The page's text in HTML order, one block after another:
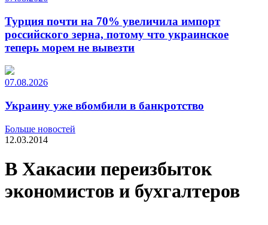
Турция почти на 70% увеличила импорт
российского зерна, потому что украинское
теперь морем не вывезти
07.08.2026
Украину уже вбомбили в банкротство
Больше новостей
12.03.2014
В Хакасии переизбыток
экономистов и бухгалтеров